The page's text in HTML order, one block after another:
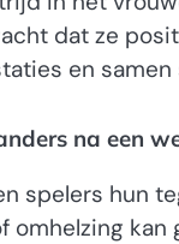
dat ze
en
na een
spelers hun
omhelzing